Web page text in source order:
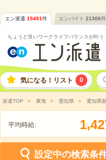
エン派遣 15491件 エンバイト 21306件
ちょうど良いワークライフバランスが叶う
気になる！リスト 0
派遣TOP 東海 愛知県 愛知県
平均時給: 1,42
設定中の検索条